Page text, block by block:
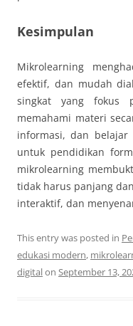
Kesimpulan
Mikrolearning
efektif, dan mudah
singkat yang fokus
memahami materi
informasi, dan belajar
untuk pendidikan
mikrolearning
tidak harus panjang
interaktif, dan
This entry was posted in
edukasi modern,
digitalon September 13,